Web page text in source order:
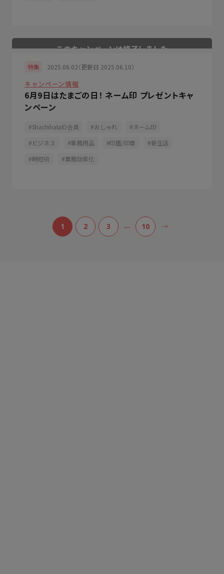
特集 2025.06.02（更新日 2025.06.10）
キャンペーン情報
6月9日はたまごの日！ ネーム印 プレゼントキャ
ンペーン
ShachihataID会員 おしゃれ
ネーム印
ビジネス
事務用品 印鑑/印章
新生活
時短術
業務効率化
1 2 3 … 10